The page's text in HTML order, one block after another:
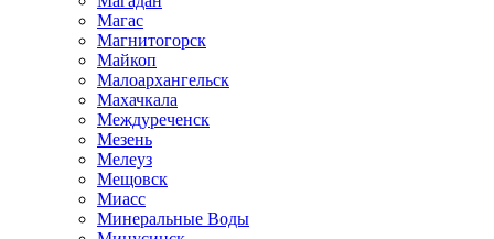
Магас
Магнитогорск
Майкоп
Малоархангельск
Махачкала
Междуреченск
Мезень
Мелеуз
Мещовск
Миасс
Минеральные Воды